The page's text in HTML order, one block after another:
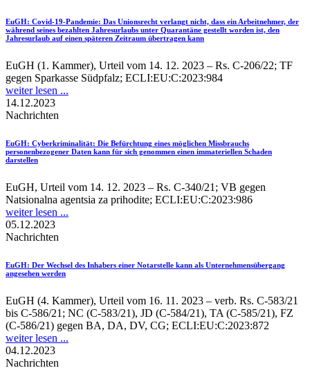
EuGH: Covid-19-Pandemie: Das Unionsrecht verlangt nicht, dass ein Arbeitnehmer, der
während seines bezahlten Jahresurlaubs unter Quarantäne gestellt worden ist, den
Jahresurlaub auf einen späteren Zeitraum übertragen kann
EuGH (1. Kammer), Urteil vom 14. 12. 2023 – Rs. C-206/22; TF
gegen Sparkasse Südpfalz; ECLI:EU:C:2023:984
weiter lesen ...
14.12.2023
Nachrichten
EuGH: Cyberkriminalität: Die Befürchtung eines möglichen Missbrauchs
personenbezogener Daten kann für sich genommen einen immateriellen Schaden
darstellen
EuGH, Urteil vom 14. 12. 2023 – Rs. C-340/21; VB gegen
Natsionalna agentsia za prihodite; ECLI:EU:C:2023:986
weiter lesen ...
05.12.2023
Nachrichten
EuGH: Der Wechsel des Inhabers einer Notarstelle kann als Unternehmensübergang
angesehen werden
EuGH (4. Kammer), Urteil vom 16. 11. 2023 – verb. Rs. C-583/21
bis C-586/21; NC (C-583/21), JD (C-584/21), TA (C-585/21), FZ
(C-586/21) gegen BA, DA, DV, CG; ECLI:EU:C:2023:872
weiter lesen ...
04.12.2023
Nachrichten